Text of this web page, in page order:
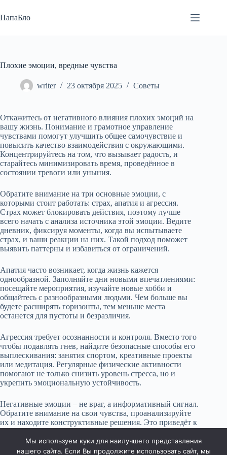
к
сути
ПапаБло
Плохие эмоции, вредные чувства
writer 23 октября 2025 Советы
Откажитесь от негативного влияния плохих эмоций на
вашу жизнь. Понимание и грамотное управление
чувствами помогут улучшить общее самочувствие и
повысить качество взаимодействия с окружающими.
Концентрируйтесь на том, что вызывает радость, и
старайтесь минимизировать время, проведённое в
состоянии тревоги или уныния.
Обратите внимание на три основные эмоции, с
которыми стоит работать: страх, апатия и агрессия.
Страх может блокировать действия, поэтому лучше
всего начать с анализа источника этой эмоции. Ведите
дневник, фиксируя моменты, когда вы испытываете
страх, и ваши реакции на них. Такой подход поможет
выявить паттерны и избавиться от ограничений.
Апатия часто возникает, когда жизнь кажется
однообразной. Заполняйте дни новыми впечатлениями:
посещайте мероприятия, изучайте новые хобби и
общайтесь с разнообразными людьми. Чем больше вы
будете расширять горизонты, тем меньше места
останется для пустоты и безразличия.
Агрессия требует осознанности и контроля. Вместо того
чтобы подавлять гнев, найдите безопасные способы его
выплескивания: занятия спортом, креативные проекты
или медитация. Регулярные физические активности
помогают не только снизить уровень стресса, но и
укрепить эмоциональную устойчивость.
Негативные эмоции – не враг, а информативный сигнал.
Обратите внимание на свои чувства, проанализируйте
их и находите конструктивные решения. Это приведёт к
источников негатива в повседневной жизни.
Мы используем куки для наилучшего представления
нашего сайта. Если Вы продолжите использовать сайт, мы